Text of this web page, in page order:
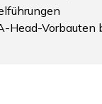
Head-Vorbauten